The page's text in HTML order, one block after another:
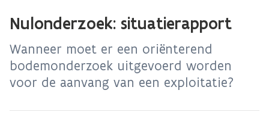
Nulonderzoek: situatierapport
Wanneer moet er een oriënterend
bodemonderzoek uitgevoerd worden
voor de aanvang van een exploitatie?